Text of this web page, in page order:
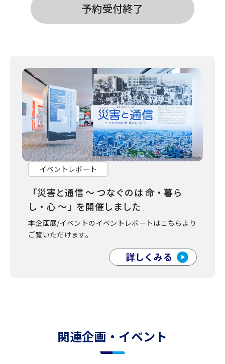
予約受付終了
イベントレポート
「災害と通信 〜 つなぐのは 命・暮ら
し・⼼ 〜」を開催しました
本企画展/イベントのイベントレポートはこちらより
ご覧いただけます。
詳しくみる
関連企画・イベント